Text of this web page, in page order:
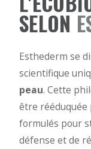
SELON
Esthederm se
scientifique
peau. Cette
être rééduquée
formulés pour
défense et de